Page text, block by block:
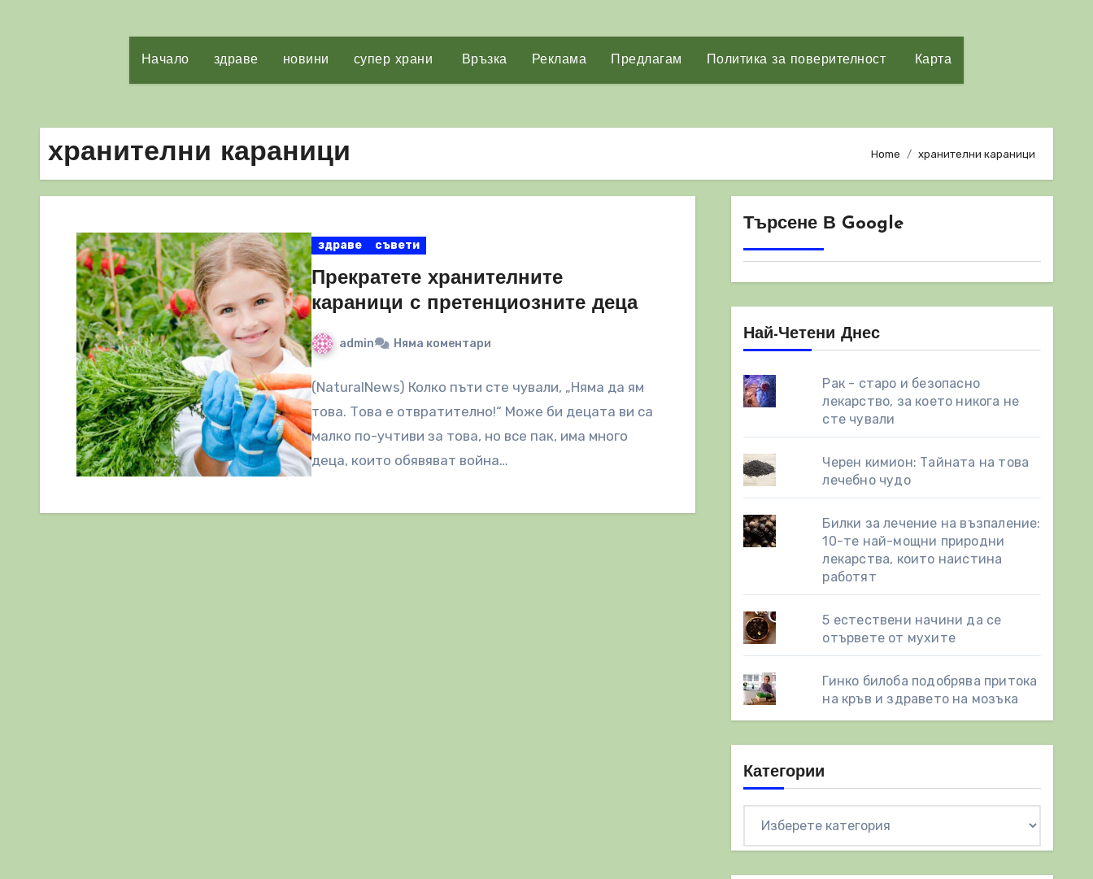
Начало здраве новини супер храни Връзка Реклама Предлагам Политика за поверителност Карта
хранителни караници Home хранителни караници
здраве съвети
Прекратете хранителните
караници с претенциозните деца
admin Няма коментари
(NaturalNews) Колко пъти сте чували, „Няма да ям
това. Това е отвратително!“ Може би децата ви са
малко по-учтиви за това, но все пак, има много
деца, които обявяват война…
Търсене В Google
Най-Четени Днес
Рак - старо и безопасно
лекарство, за което никога не
сте чували
Черен кимион: Тайната на това
лечебно чудо
Билки за лечение на възпаление:
10-те най-мощни природни
лекарства, които наистина
работят
5 естествени начини да се
отървете от мухите
Гинко билоба подобрява притока
на кръв и здравето на мозъка
Категории